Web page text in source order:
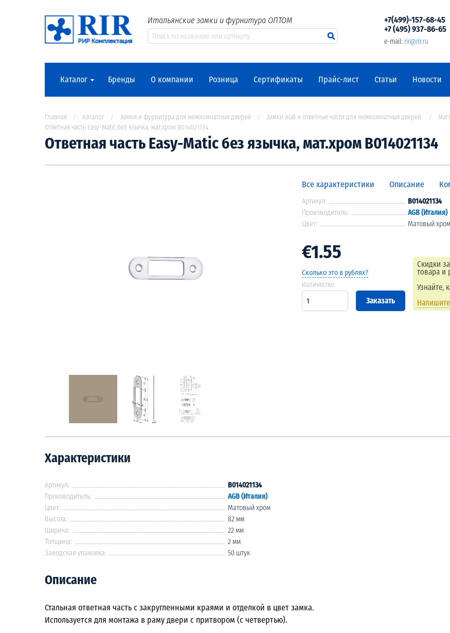
Итальянские замки и фурнитура ОПТОМ
+7(499)-157-68-45
+7 (495) 937-86-65
e-mail: rir@rir.ru
Каталог Бренды О компании Розница Сертификаты Прайс-лист Статьи Новости
Главная Каталог Замки и фурнитура для межкомнатных дверей Замки AGB и ответные части для межкомнатных дверей
Ответная часть Easy-Matic без язычка, мат.хром В014021134
Ответная часть Easy-Matic без язычка, мат.хром В014021134
Все характеристики Описание
Артикул:
B014021134
Производитель:
AGB (Италия)
Цвет:
Матовый хром
€1.55
Сколько это в рублях?
Количество:
Скидки
товара и
Узнайте,
Характеристики
Артикул:
B014021134
Производитель:
AGB (Италия)
Цвет:
Матовый хром
Высота:
82 мм
Ширина:
22 мм
Толщина:
2 мм
Заводская упаковка:
50 штук
Описание
Стальная ответная часть с закругленными краями и отделкой в цвет замка.
Используется для монтажа в раму двери с притвором (с четвертью).